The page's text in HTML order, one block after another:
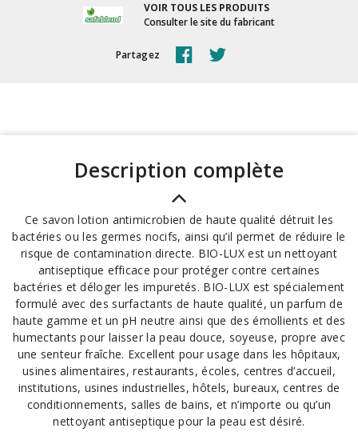
VOIR TOUS LES PRODUITS
Consulter le site du fabricant
Partagez
description complète
Ce savon lotion antimicrobien de haute qualité détruit les
bactéries ou les germes nocifs, ainsi qu’il permet de réduire le
risque de contamination directe. BIO-LUX est un nettoyant
antiseptique efficace pour protéger contre certaines
bactéries et déloger les impuretés. BIO-LUX est spécialement
formulé avec des surfactants de haute qualité, un parfum de
haute gamme et un pH neutre ainsi que des émollients et des
humectants pour laisser la peau douce, soyeuse, propre avec
une senteur fraîche. Excellent pour usage dans les hôpitaux,
usines alimentaires, restaurants, écoles, centres d’accueil,
institutions, usines industrielles, hôtels, bureaux, centres de
conditionnements, salles de bains, et n’importe ou qu’un
nettoyant antiseptique pour la peau est désiré.